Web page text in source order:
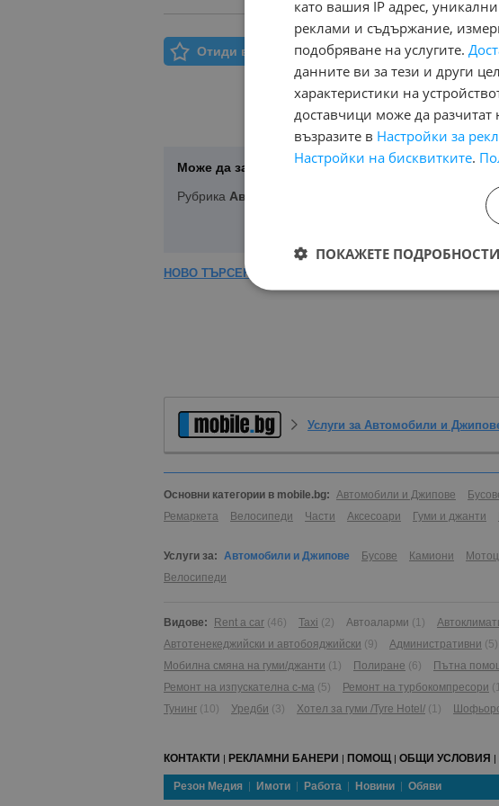
Отиди в Моят Бележник
Може да запазите Вашето търсене на:
Рубрика Автоаларми
НОВО ТЪРСЕНЕ
Услуги за Автомобили и
Основни категории в mobile.bg: Автомобили и Джипове
Ремаркета
Велосипеди Части Аксесоари Гуми и джанти
Услуги за: Автомобили и Джипове Бусове Камиони
Велосипеди
Видове: Rent a car (46) Taxi (2) Автоаларми (1)
Автотенекеджийски и автобояджийски (9) Административни (5)
Мобилна смяна на гуми/джанти (1) Полиране (6) Пътна
Ремонт на изпускателна с-ма (5) Ремонт на турбокомпресори
Тунинг (10) Уредби (3) Хотел за гуми /Tyre Hotel/ (1)
КОНТАКТИ
РЕКЛАМНИ БАНЕРИ ПОМОЩ ОБЩИ УСЛОВИЯ
Резон Медия Имоти Работа Новини Обяви
като вашия IP адрес,
реклами и съдържание,
подобряване на услугите.
данните ви за тези и други
характеристики на
доставчици може да разчитат
възразите в Настройки за
Настройки на бисквитките.
ПОКАЖЕТЕ ПОДРОБНОСТИ